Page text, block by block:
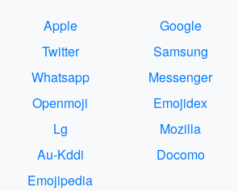
Apple Google
Twitter
Samsung
Whatsapp
Messenger
Openmoji
Emojidex
Lg
Mozilla
Au-Kddi
Docomo
Emojipedia